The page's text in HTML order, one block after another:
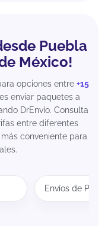
Puebla
México!
opciones entre +15
enviar paquetes a
DrEnvío. Consulta
entre diferentes
conveniente para
Envíos de